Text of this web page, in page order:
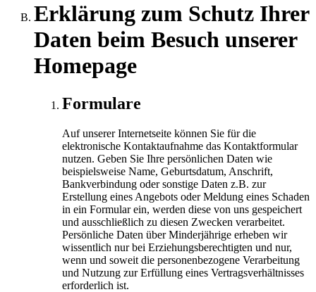
Erklärung zum Schutz Ihrer
Daten beim Besuch unserer
Homepage
Formulare
Auf unserer Internetseite können Sie für die
elektronische Kontaktaufnahme das Kontaktformular
nutzen. Geben Sie Ihre persönlichen Daten wie
beispielsweise Name, Geburtsdatum, Anschrift,
Bankverbindung oder sonstige Daten z.B. zur
Erstellung eines Angebots oder Meldung eines Schaden
in ein Formular ein, werden diese von uns gespeichert
und ausschließlich zu diesen Zwecken verarbeitet.
Persönliche Daten über Minderjährige erheben wir
wissentlich nur bei Erziehungsberechtigten und nur,
wenn und soweit die personenbezogene Verarbeitung
und Nutzung zur Erfüllung eines Vertragsverhältnisses
erforderlich ist.